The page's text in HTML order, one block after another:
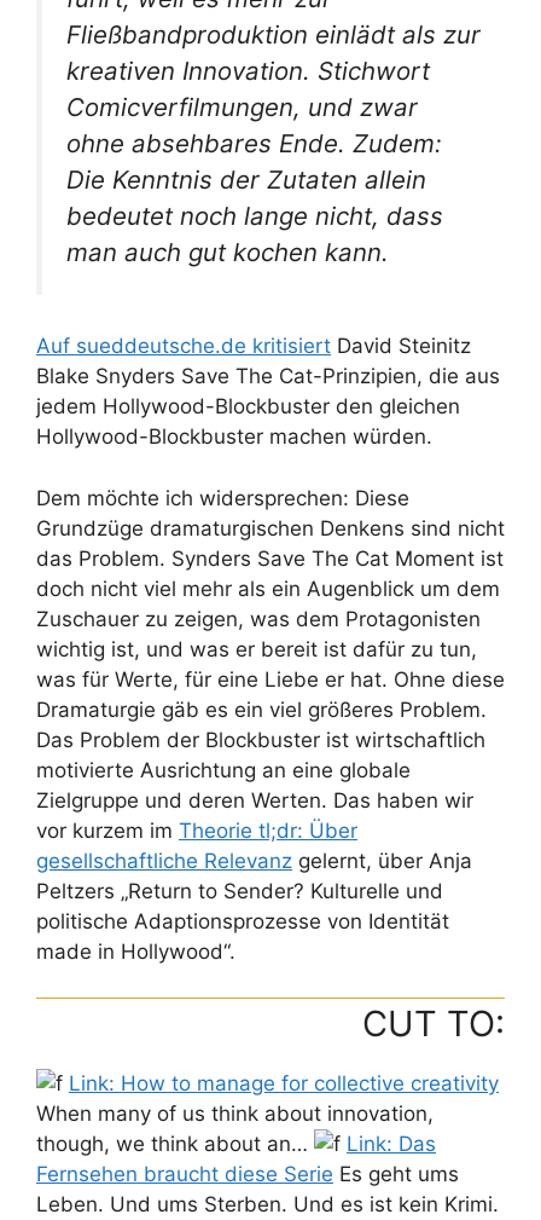
Fließbandproduktion einlädt als zur
kreativen Innovation. Stichwort
Comicverfilmungen, und zwar
ohne absehbares Ende. Zudem:
Die Kenntnis der Zutaten allein
bedeutet noch lange nicht, dass
man auch gut kochen kann.
Auf sueddeutsche.de kritisiert David Steinitz
Blake Snyders Save The Cat-Prinzipien, die aus
jedem Hollywood-Blockbuster den gleichen
Hollywood-Blockbuster machen würden.
Dem möchte ich widersprechen: Diese
Grundzüge dramaturgischen Denkens sind nicht
das Problem. Synders Save The Cat Moment ist
doch nicht viel mehr als ein Augenblick um dem
Zuschauer zu zeigen, was dem Protagonisten
wichtig ist, und was er bereit ist dafür zu tun,
was für Werte, für eine Liebe er hat. Ohne diese
Dramaturgie gäb es ein viel größeres Problem.
Das Problem der Blockbuster ist wirtschaftlich
motivierte Ausrichtung an eine globale
Zielgruppe und deren Werten. Das haben wir
vor kurzem im Theorie tl;dr: Über
gesellschaftliche Relevanz gelernt, über Anja
Peltzers „Return to Sender? Kulturelle und
politische Adaptionsprozesse von Identität
made in Hollywood“.
CUT TO:
Link: How to manage for collective creativity
When many of us think about innovation,
though, we think about an…
Link: Das
Fernsehen braucht diese Serie Es geht ums
Leben. Und ums Sterben. Und es ist kein Krimi.